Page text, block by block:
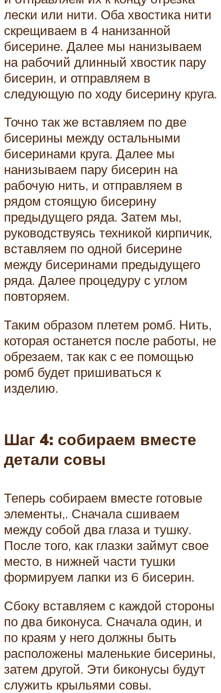
лески или нити. Оба хвостика нити
скрещиваем в 4 нанизанной
бисерине. Далее мы нанизываем
на рабочий длинный хвостик пару
бисерин, и отправляем в
следующую по ходу бисерину круга.
Точно так же вставляем по две
бисерины между остальными
бисеринами круга. Далее мы
нанизываем пару бисерин на
рабочую нить, и отправляем в
рядом стоящую бисерину
предыдущего ряда. Затем мы,
руководствуясь техникой кирпичик,
вставляем по одной бисерине
между бисеринами предыдущего
ряда. Далее процедуру с углом
повторяем.
Таким образом плетем ромб. Нить,
которая останется после работы, не
обрезаем, так как с ее помощью
ромб будет пришиваться к
изделию.
Шаг 4: собираем вместе
детали совы
Теперь собираем вместе готовые
элементы,. Сначала сшиваем
между собой два глаза и тушку.
После того, как глазки займут свое
место, в нижней части тушки
формируем лапки из 6 бисерин.
Сбоку вставляем с каждой стороны
по два биконуса. Сначала один, и
по краям у него должны быть
расположены маленькие бисерины,
затем другой. Эти биконусы будут
служить крыльями совы.